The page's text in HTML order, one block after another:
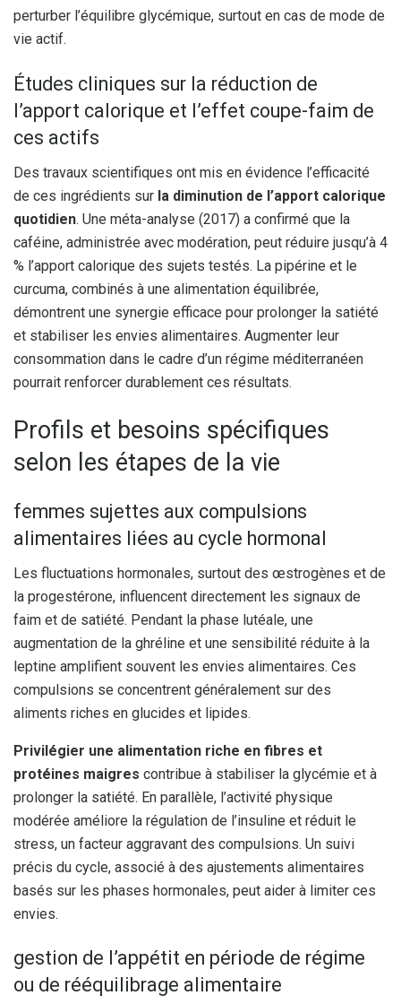
perturber l’équilibre glycémique, surtout en cas de mode de
vie actif.
Études cliniques sur la réduction de
l’apport calorique et l’effet coupe-faim de
ces actifs
Des travaux scientifiques ont mis en évidence l’efficacité
de ces ingrédients sur la diminution de l’apport calorique
quotidien. Une méta-analyse (2017) a confirmé que la
caféine, administrée avec modération, peut réduire jusqu’à 4
% l’apport calorique des sujets testés. La pipérine et le
curcuma, combinés à une alimentation équilibrée,
démontrent une synergie efficace pour prolonger la satiété
et stabiliser les envies alimentaires. Augmenter leur
consommation dans le cadre d’un régime méditerranéen
pourrait renforcer durablement ces résultats.
Profils et besoins spécifiques
selon les étapes de la vie
femmes sujettes aux compulsions
alimentaires liées au cycle hormonal
Les fluctuations hormonales, surtout des œstrogènes et de
la progestérone, influencent directement les signaux de
faim et de satiété. Pendant la phase lutéale, une
augmentation de la ghréline et une sensibilité réduite à la
leptine amplifient souvent les envies alimentaires. Ces
compulsions se concentrent généralement sur des
aliments riches en glucides et lipides.
Privilégier une alimentation riche en fibres et
protéines maigres contribue à stabiliser la glycémie et à
prolonger la satiété. En parallèle, l’activité physique
modérée améliore la régulation de l’insuline et réduit le
stress, un facteur aggravant des compulsions. Un suivi
précis du cycle, associé à des ajustements alimentaires
basés sur les phases hormonales, peut aider à limiter ces
envies.
gestion de l’appétit en période de régime
ou de rééquilibrage alimentaire